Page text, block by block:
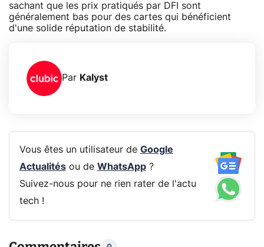
sachant que les prix pratiqués par DFI sont
généralement bas pour des cartes qui bénéficient
d'une solide réputation de stabilité.
Par Kalyst
Vous êtes un utilisateur de Google
Actualitésou de WhatsApp?
Suivez-nous pour ne rien rater de l'actu
tech !